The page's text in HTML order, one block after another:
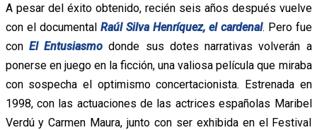
A pesar del éxito obtenido, recién seis años después vuelve
con el documental Raúl Silva Henríquez, el cardenal. Pero fue
con El Entusiasmo donde sus dotes narrativas volverán a
ponerse en juego en la ficción, una valiosa película que miraba
con sospecha el optimismo concertacionista. Estrenada en
1998, con las actuaciones de las actrices españolas Maribel
Verdú y Carmen Maura, junto con ser exhibida en el Festival